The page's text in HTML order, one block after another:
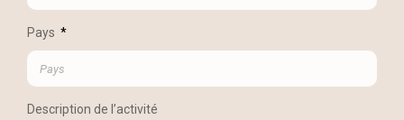
Pays
Description de l’activité